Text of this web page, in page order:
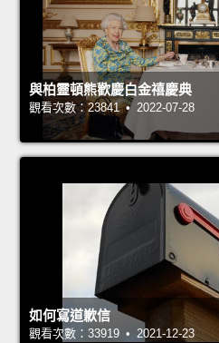
與柏靈頓熊歡慶白金禧慶典
觀看次數：23841 • 2022-07-28
如何寫道歉信
觀看次數：33919 • 2021-12-23